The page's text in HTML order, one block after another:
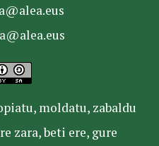
moldatu, zabaldu
zara, beti ere, gure